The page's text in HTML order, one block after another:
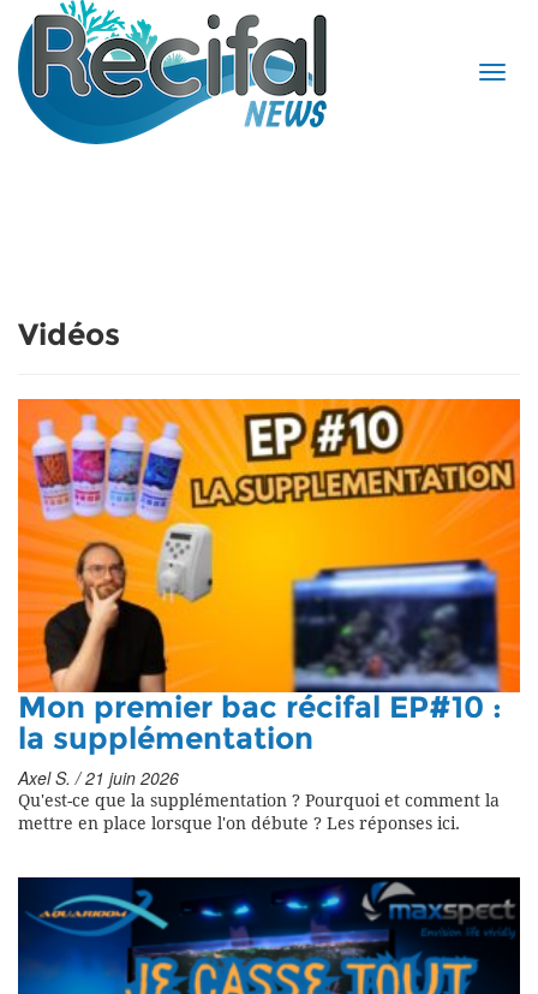
Vidéos
Mon premier bac récifal EP#10 :
la supplémentation
Axel S. / 21 juin 2026
Qu'est-ce que la supplémentation ? Pourquoi et comment la
mettre en place lorsque l'on débute ? Les réponses ici.